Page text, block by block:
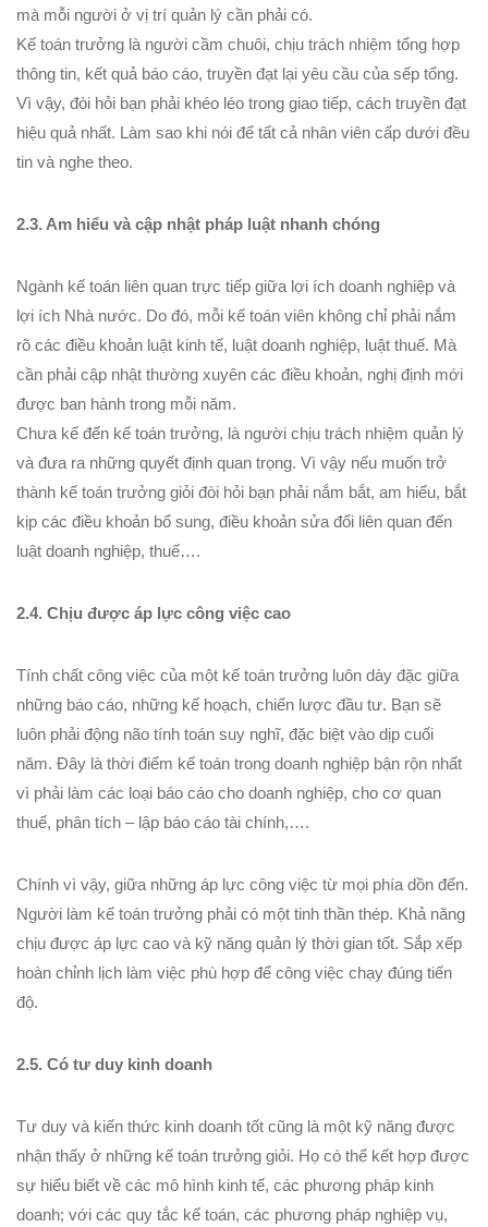
mà mỗi người ở vị trí quản lý cần phải có.
Kế toán trưởng là người cầm chuôi, chịu trách nhiệm tổng hợp
thông tin, kết quả báo cáo, truyền đạt lại yêu cầu của sếp tổng.
Vì vậy, đòi hỏi bạn phải khéo léo trong giao tiếp, cách truyền đạt
hiệu quả nhất. Làm sao khi nói để tất cả nhân viên cấp dưới đều
tin và nghe theo.
2.3. Am hiểu và cập nhật pháp luật nhanh chóng
Ngành kế toán liên quan trực tiếp giữa lợi ích doanh nghiệp và
lợi ích Nhà nước. Do đó, mỗi kế toán viên không chỉ phải nắm
rõ các điều khoản luật kinh tế, luật doanh nghiệp, luật thuế. Mà
cần phải cập nhật thường xuyên các điều khoản, nghị định mới
được ban hành trong mỗi năm.
Chưa kể đến kế toán trưởng, là người chịu trách nhiệm quản lý
và đưa ra những quyết định quan trọng. Vì vậy nếu muốn trở
thành kế toán trưởng giỏi đòi hỏi bạn phải nắm bắt, am hiểu, bắt
kịp các điều khoản bổ sung, điều khoản sửa đổi liên quan đến
luật doanh nghiệp, thuế….
2.4. Chịu được áp lực công việc cao
Tính chất công việc của một kế toán trưởng luôn dày đặc giữa
những báo cáo, những kế hoạch, chiến lược đầu tư. Bạn sẽ
luôn phải động não tính toán suy nghĩ, đặc biệt vào dịp cuối
năm. Đây là thời điểm kế toán trong doanh nghiệp bận rộn nhất
vì phải làm các loại báo cáo cho doanh nghiệp, cho cơ quan
thuế, phân tích – lập báo cáo tài chính,….
Chính vì vậy, giữa những áp lực công việc từ mọi phía dồn đến.
Người làm kế toán trưởng phải có một tinh thần thép. Khả năng
chịu được áp lực cao và kỹ năng quản lý thời gian tốt. Sắp xếp
hoàn chỉnh lịch làm việc phù hợp để công việc chạy đúng tiến
độ.
2.5. Có tư duy kinh doanh
Tư duy và kiến thức kinh doanh tốt cũng là một kỹ năng được
nhận thấy ở những kế toán trưởng giỏi. Họ có thể kết hợp được
sự hiểu biết về các mô hình kinh tế, các phương pháp kinh
doanh; với các quy tắc kế toán, các phương pháp nghiệp vụ,